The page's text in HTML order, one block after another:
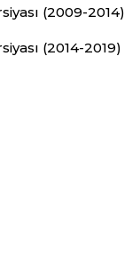
(2009-2014)
(2014-2019)